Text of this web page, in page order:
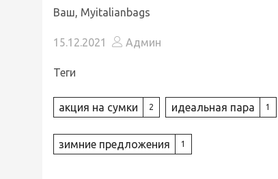
Ваш, Myitalianbags
15.12.2021 Админ
Теги
акция на сумки 2 идеальная пара 1
зимние предложения 1